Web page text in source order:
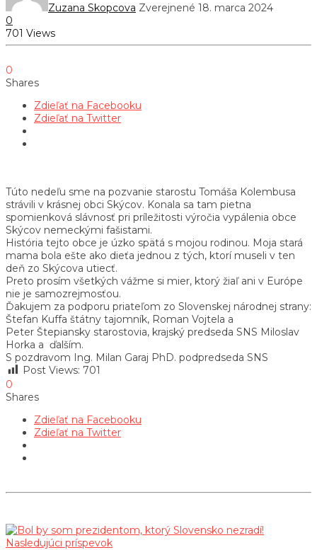
Zuzana Skopcova Zverejnené 18. marca 2024
0
701 Views
0
Shares
Zdieľať na Facebooku
Zdieľať na Twitter
Túto nedeľu sme na pozvanie starostu Tomáša Kolembusa
strávili v krásnej obci Skýcov. Konala sa tam pietna
spomienková slávnosť pri príležitosti výročia vypálenia obce
Skýcov nemeckými fašistami.
História tejto obce je úzko spätá s mojou rodinou. Moja stará
mama bola ešte ako dieťa jednou z tých, ktorí museli v ten
deň zo Skýcova utiecť.
Preto prosím všetkých vážme si mier, ktorý žiaľ ani v Európe
nie je samozrejmosťou.
Ďakujem za podporu priateľom zo Slovenskej národnej strany:
Štefan Kuffa štátny tajomník, Roman Vojtela a
Peter Štepiansky starostovia, krajský predseda SNS Miloslav
Horka a ďalším.
S pozdravom Ing. Milan Garaj PhD. podpredseda SNS
Post Views: 701
0
Shares
Zdieľať na Facebooku
Zdieľať na Twitter
Nasledujúci príspevok